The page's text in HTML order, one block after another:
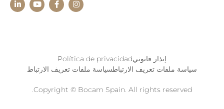
إنذار قانونيPolítica de privacidad
سياسة ملفات تعريف الارتباطسياسة ملفات تعريف الارتباط
Copyright © Bocam Spain. All rights reserved.